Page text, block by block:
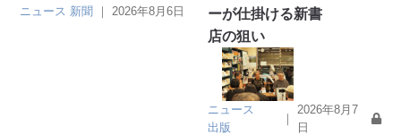
ニュース 新聞 ｜ 2026年8月6日
ーが仕掛ける新書
店の狙い
ニュース
出版
｜
2026年8月7
日